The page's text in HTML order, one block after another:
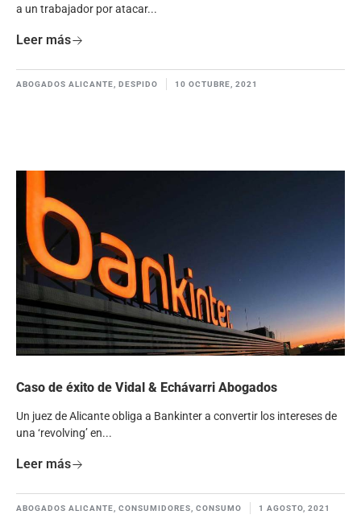
a un trabajador por atacar...
Leer más
ABOGADOS ALICANTE DESPIDO 10 OCTUBRE, 2021
Caso de éxito de Vidal & Echávarri Abogados
Un juez de Alicante obliga a Bankinter a convertir los intereses de
una ‘revolving’ en...
Leer más
ABOGADOS ALICANTE CONSUMIDORES CONSUMO 1 AGOSTO, 2021